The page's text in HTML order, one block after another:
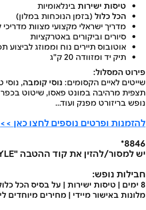
טיסות ישירות בינלאומיות
הכל כלול (בזמן הנוכחות במלון)
מדריך ישראלי מקצועי מצוות מדריכי
סיורים וביקורים באטרקציות
אוטובוס תיירים נוח וממוזג לביצוע
תיק יד ומזוודה 20 ק"ג
פירוט המסלול:
שייטים לאיים הקסומים: נוסי קומבה, נוסי
תצפית מרהיבה במונט פאסו, שיטוט
נופש בריזורט מפנק ועוד...
להזמנות ופרטים נוספים לחצו כאן >>
8846*
יש למסור/להזין את קוד ההטבה "STYLE"
חבילות נופש:
8 ימים | טיסות ישירות | על בסיס הכל כלול! | ריזורטים מצוינים לבחירה | כולל כבודה והעברות |
מלונות באישור מיידי | מחירים מיוחדים